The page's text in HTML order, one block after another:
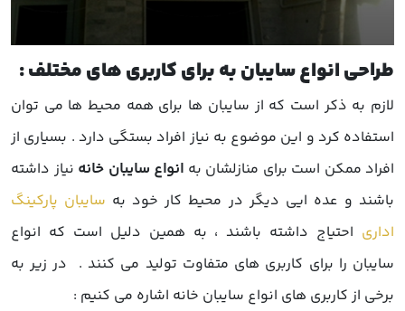
طراحی انواع سایبان به برای کاربری های مختلف :
لازم به ذکر است که از سایبان ها برای همه محیط ها می توان
استفاده کرد و این موضوع به نیاز افراد بستگی دارد . بسیاری از
افراد ممکن است برای منازلشان به انواع سایبان خانه نیاز داشته
باشند و عده ایی دیگر در محیط کار خود به سایبان پارکینگ
اداری احتیاج داشته باشند ، به همین دلیل است که انواع
سایبان را برای کاربری های متفاوت تولید می کنند . در زیر به
برخی از کاربری های انواع سایبان خانه اشاره می کنیم :